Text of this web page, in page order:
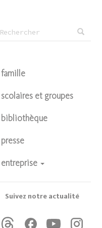
Formulaire
recherche
famille
scolaires et groupes
bibliothèque
presse
entreprise
Suivez notre actualité